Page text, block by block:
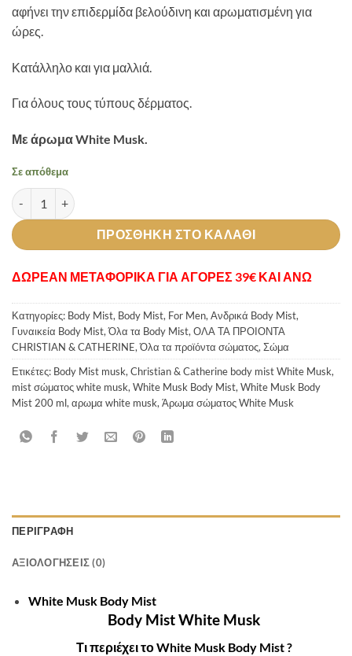
αφήνει την επιδερμίδα βελούδινη και αρωματισμένη για
ώρες.
Κατάλληλο και για μαλλιά.
Για όλους τους τύπους δέρματος.
Με άρωμα White Musk.
Σε απόθεμα
White Musk Body Mist ποσότητα
ΠΡΟΣΘΉΚΗ ΣΤΟ ΚΑΛΆΘΙ
ΔΩΡΕΑΝ ΜΕΤΑΦΟΡΙΚΑ ΓΙΑ ΑΓΟΡΕΣ 39€ ΚΑΙ ΑΝΩ
Κατηγορίες: Body Mist, Body Mist, For Men, Ανδρικά Body Mist,
Γυναικεία Body Mist,Όλα τα Body Mist, ΟΛΑ ΤΑ ΠΡΟΙΟΝΤΑ
CHRISTIAN & CATHERINE,Όλα τα προϊόντα σώματος, Σώμα
Ετικέτες: Body Mist musk, Christian & Catherine body mist White Musk,
mist σώματος white musk, White Musk Body Mist, White Musk Body
Mist 200 ml, αρωμα white musk, Άρωμα σώματος White Musk
ΠΕΡΙΓΡΑΦΉ
ΑΞΙΟΛΟΓΉΣΕΙΣ (0)
White Musk Body Mist
Body MistWhite Musk
Τι περιέχει τοWhite Musk Body Mist?